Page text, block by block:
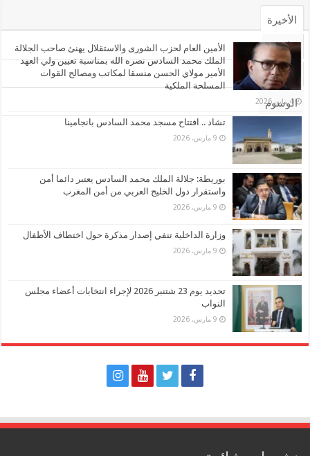
الأخيرة
الأشهر
تعليقات
الوسوم
الأمين العام لحزب الشورى والاستقلال يهنئ صاحب الجلالة
الملك محمد السادس نصره الله بمناسبة تعيين ولي العهد
الأمير مولاي الحسن منسقا لمكاتب ومصالح القوات
المسلحة الملكية
4 مايو، 2026
تشاد .. افتتاح مسجد محمد السادس بانجامينا
9 مارس، 2026
بوريطة: جلالة الملك محمد السادس يعتبر دائما أمن
واستقرار دول الخليج العربي من أمن المغرب
9 مارس، 2026
وزارة الداخلية تنفي إصدار مذكرة حول اختطاف الأطفال
9 مارس، 2026
تحديد يوم 23 شتنبر 2026 لإجراء انتخابات أعضاء مجلس
النواب
9 مارس، 2026